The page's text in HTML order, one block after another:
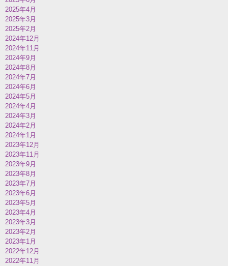
2025年4月
2025年3月
2025年2月
2024年12月
2024年11月
2024年9月
2024年8月
2024年7月
2024年6月
2024年5月
2024年4月
2024年3月
2024年2月
2024年1月
2023年12月
2023年11月
2023年9月
2023年8月
2023年7月
2023年6月
2023年5月
2023年4月
2023年3月
2023年2月
2023年1月
2022年12月
2022年11月